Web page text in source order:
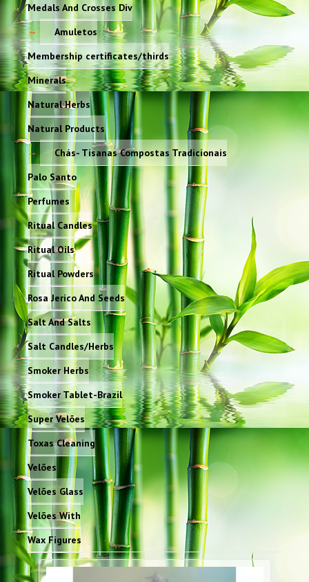
Medals And Crosses Div
Amuletos
Membership certificates/thirds
Minerals
Natural Herbs
Natural Products
Chás- Tisanas Compostas Tradicionais
Palo Santo
Perfumes
Ritual Candles
Ritual Oils
Ritual Powders
Rosa Jerico And Seeds
Salt And Salts
Salt Candles/Herbs
Smoker Herbs
Smoker Tablet-Brazil
Super Velões
Toxas Cleaning
Velões
Velões Glass
Velões With
Wax Figures